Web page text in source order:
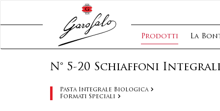
Prodotti La
N° 5-20 Schiaffoni
Pasta Integrale Biologica
Formati Speciali